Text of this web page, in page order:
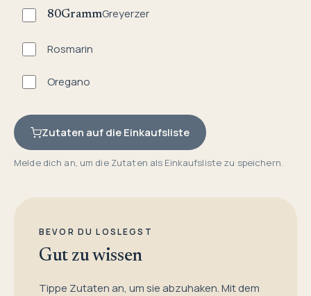
80GrammGreyerzer
Rosmarin
Oregano
Zutaten auf die Einkaufsliste
Melde dich an, um die Zutaten als Einkaufsliste zu speichern.
BEVOR DU LOSLEGST
Gut zu wissen
Tippe Zutaten an, um sie abzuhaken. Mit dem